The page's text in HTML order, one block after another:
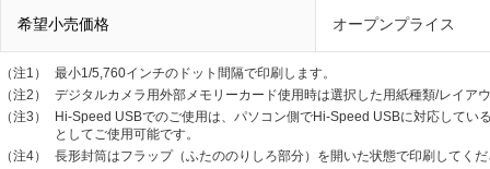
希望小売価格 オープンプライス
（注1）
最小1/5,760インチのドット間隔で印刷します。
（注2）
デジタルカメラ用外部メモリーカード使用時は選択した用紙種類/レイ
（注3）
Hi-Speed USBでのご使用は、パソコン側でHi-Speed USBに対応して
としてご使用可能です。
（注4）
長形封筒はフラップ（ふたののりしろ部分）を開いた状態で印刷してく